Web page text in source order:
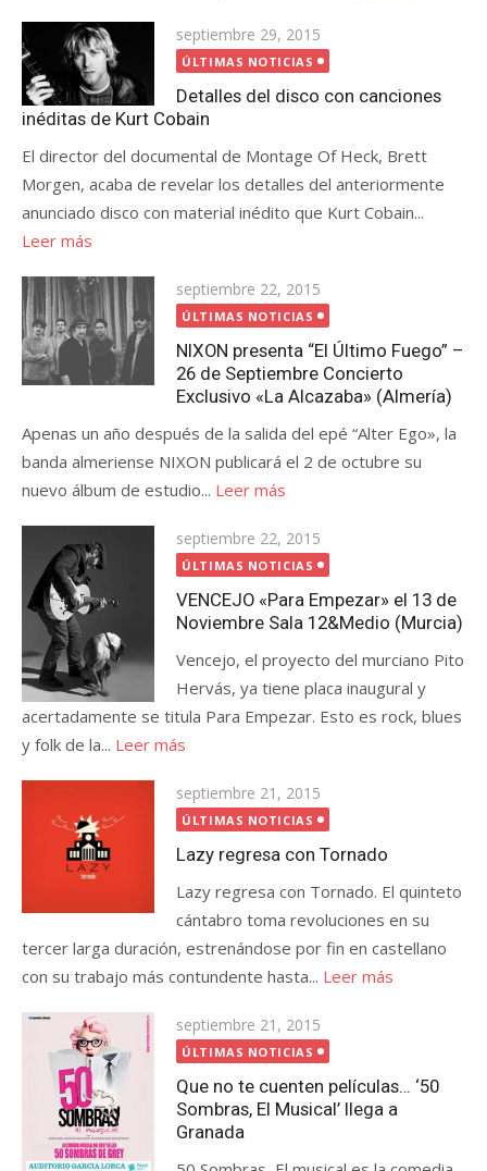
Publicada
el
septiembre 29, 2015
ÚLTIMAS NOTICIAS
Detalles del disco con canciones
inéditas de Kurt Cobain
El director del documental de Montage Of Heck, Brett
Morgen, acaba de revelar los detalles del anteriormente
anunciado disco con material inédito que Kurt Cobain...
Leer más
Publicada
el
septiembre 22, 2015
ÚLTIMAS NOTICIAS
NIXON presenta “El Último Fuego” –
26 de Septiembre Concierto
Exclusivo «La Alcazaba» (Almería)
Apenas un año después de la salida del epé “Alter Ego», la
banda almeriense NIXON publicará el 2 de octubre su
nuevo álbum de estudio... Leer más
Publicada
el
septiembre 22, 2015
ÚLTIMAS NOTICIAS
VENCEJO «Para Empezar» el 13 de
Noviembre Sala 12&Medio (Murcia)
Vencejo, el proyecto del murciano Pito
Hervás, ya tiene placa inaugural y
acertadamente se titula Para Empezar. Esto es rock, blues
y folk de la... Leer más
Publicada
el
septiembre 21, 2015
ÚLTIMAS NOTICIAS
Lazy regresa con Tornado
Lazy regresa con Tornado. El quinteto
cántabro toma revoluciones en su
tercer larga duración, estrenándose por fin en castellano
con su trabajo más contundente hasta... Leer más
Publicada
el
septiembre 21, 2015
ÚLTIMAS NOTICIAS
Que no te cuenten películas… ‘50
Sombras, El Musical’ llega a
Granada